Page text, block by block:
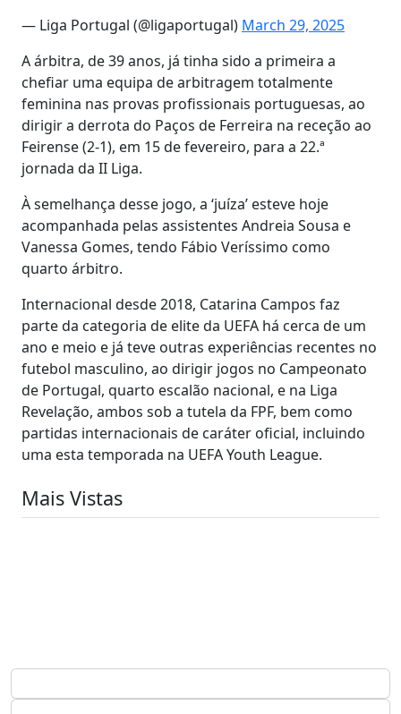
— Liga Portugal (@ligaportugal) March 29, 2025
A árbitra, de 39 anos, já tinha sido a primeira a
chefiar uma equipa de arbitragem totalmente
feminina nas provas profissionais portuguesas, ao
dirigir a derrota do Paços de Ferreira na receção ao
Feirense (2-1), em 15 de fevereiro, para a 22.ª
jornada da II Liga.
À semelhança desse jogo, a ‘juíza’ esteve hoje
acompanhada pelas assistentes Andreia Sousa e
Vanessa Gomes, tendo Fábio Veríssimo como
quarto árbitro.
Internacional desde 2018, Catarina Campos faz
parte da categoria de elite da UEFA há cerca de um
ano e meio e já teve outras experiências recentes no
futebol masculino, ao dirigir jogos no Campeonato
de Portugal, quarto escalão nacional, e na Liga
Revelação, ambos sob a tutela da FPF, bem como
partidas internacionais de caráter oficial, incluindo
uma esta temporada na UEFA Youth League.
Mais Vistas